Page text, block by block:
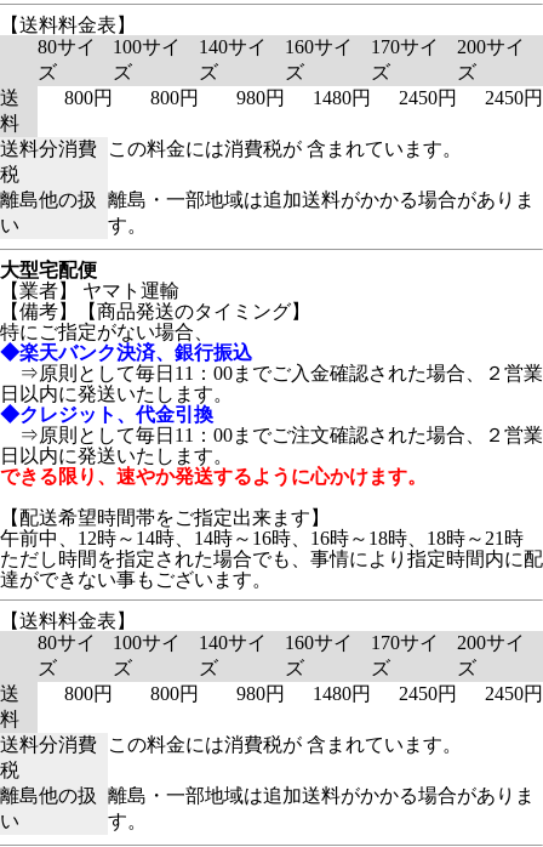
【送料料金表】
80サイ
ズ
100サイ
ズ
140サイ
ズ
160サイ
ズ
170サイ
ズ
200サイ
ズ
送
料
800円 800円 980円 1480円 2450円 2450円
送料分消費
税
この料金には消費税が 含まれています。
離島他の扱
い
離島・一部地域は追加送料がかかる場合がありま
す。
大型宅配便
【業者】 ヤマト運輸
【備考】
【商品発送のタイミング】
特にご指定がない場合、
◆楽天バンク決済、銀行振込
⇒原則として毎日11：00までご入金確認された場合、２営業
日以内に発送いたします。
◆クレジット、代金引換
⇒原則として毎日11：00までご注文確認された場合、２営業
日以内に発送いたします。
できる限り、速やか発送するように心かけます。
【配送希望時間帯をご指定出来ます】
午前中
12時～14時 14時～16時 16時～18時
18時～21時
ただし時間を指定された場合でも、事情により指定時間内に配
達ができない事もございます。
【送料料金表】
80サイ
ズ
100サイ
ズ
140サイ
ズ
160サイ
ズ
170サイ
ズ
200サイ
ズ
送
料
800円 800円 980円 1480円 2450円 2450円
送料分消費
税
この料金には消費税が 含まれています。
離島他の扱
い
離島・一部地域は追加送料がかかる場合がありま
す。